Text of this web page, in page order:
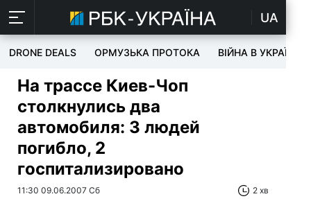
UA
DRONE DEALS ОРМУЗЬКА ПРОТОКА ВІЙНА В УКРАЇНІ
На трассе Киев-Чоп
столкнулись два
автомобиля: 3 людей
погибло, 2
госпитализировано
11:30 09.06.2007 Сб 2 хв